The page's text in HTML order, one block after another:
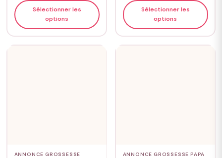
Sélectionner les
options
Sélectionner les
options
ANNONCE GROSSESSE
ANNONCE GROSSESSE PAPA